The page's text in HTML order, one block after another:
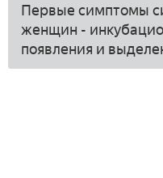
Первые симптомы
женщин -
появления и